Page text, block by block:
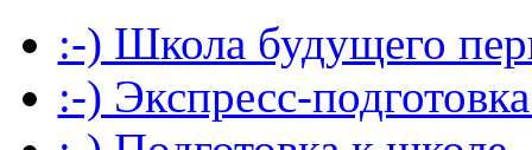
:-) Школа будущего
:-) Экспресс-